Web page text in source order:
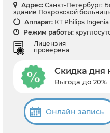
Адрес: Санкт-Петербург:
здание Покровской
Аппарат: КТ Philips Ingenia
Режим работы:
Лицензия
проверена
Скидка дня
Выгода до 20%
Онлайн запись